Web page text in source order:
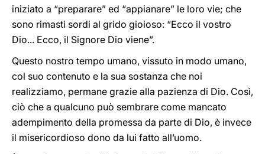
iniziato a “preparare” ed “appianare” le loro vie; che
sono rimasti sordi al grido gioioso: “Ecco il vostro
Dio... Ecco, il Signore Dio viene”.
Questo nostro tempo umano, vissuto in modo umano,
col suo contenuto e la sua sostanza che noi
realizziamo, permane grazie alla pazienza di Dio. Così,
ciò che a qualcuno può sembrare come mancato
adempimento della promessa da parte di Dio, è invece
il misericordioso dono da lui fatto all’uomo.